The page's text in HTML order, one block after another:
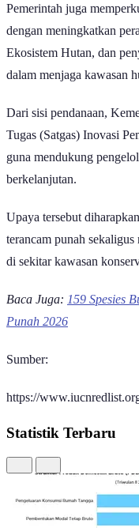
Pemerintah juga
dengan meningkatkan
Ekosistem Hutan, dan
dalam menjaga kawasan
Dari sisi pendanaan,
Tugas (Satgas) Inovasi
guna mendukung
berkelanjutan.
Upaya tersebut
terancam punah
di sekitar kawasan
Baca Juga: 159 Spesies
Punah 2026
Sumber:
https://
Statistik Terbaru